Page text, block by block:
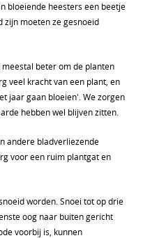
bloeiende heesters een beetje
zijn moeten ze gesnoeid
beter om de planten
veel kracht van een plant, en
jaar gaan bloeien'. We zorgen
hebben wel blijven zitten.
andere bladverliezende
voor een ruim plantgat en
worden. Snoei tot op drie
oog naar buiten gericht
voorbij is, kunnen